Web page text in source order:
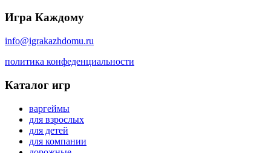
Игра Каждому
info@igrakazhdomu.ru
политика конфеденциальности
Каталог игр
варгеймы
для взрослых
для детей
для компании